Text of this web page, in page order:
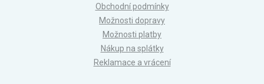
Obchodní podmínky
Možnosti dopravy
Možnosti platby
Nákup na splátky
Reklamace a vrácení